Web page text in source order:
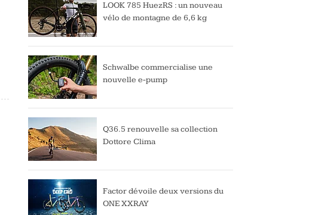
LOOK 785 HuezRS : un nouveau
vélo de montagne de 6,6 kg
Schwalbe commercialise une
nouvelle e-pump
Q36.5 renouvelle sa collection
Dottore Clima
Factor dévoile deux versions du
ONE XXRAY